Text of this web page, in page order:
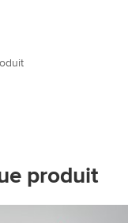
produit